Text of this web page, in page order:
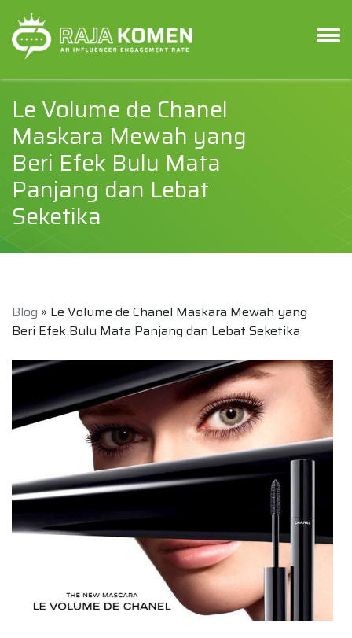
Le Volume de Chanel
Maskara Mewah yang
Beri Efek Bulu Mata
Panjang dan Lebat
Seketika
Blog » Le Volume de Chanel Maskara Mewah yang
Beri Efek Bulu Mata Panjang dan Lebat Seketika